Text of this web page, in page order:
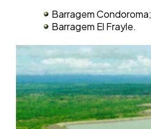
Barragem Condoroma;
Barragem El Frayle.